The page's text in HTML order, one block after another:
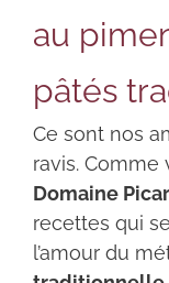
au
pâtés
Ce sont nos
ravis. Comme
Domaine
recettes qui
l’amour du